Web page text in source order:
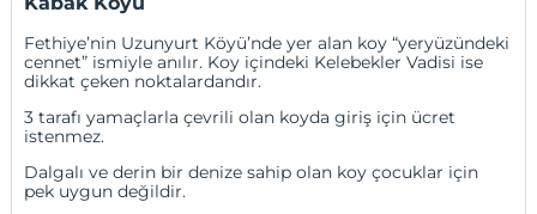
Fethiye’nin Uzunyurt Köyü’nde yer alan koy “yeryüzündeki
cennet” ismiyle anılır. Koy içindeki Kelebekler Vadisi ise
dikkat çeken noktalardandır.
3 tarafı yamaçlarla çevrili olan koyda giriş için ücret
istenmez.
Dalgalı ve derin bir denize sahip olan koy çocuklar için
pek uygun değildir.